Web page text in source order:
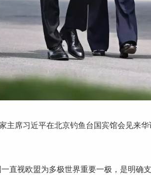
主席习近平在北京钓鱼台国宾馆会见来
直视欧盟为多极世界重要一极，是明确